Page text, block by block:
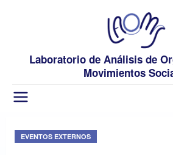
Laboratorio de Análisis de
Movimientos
EVENTOS EXTERNOS